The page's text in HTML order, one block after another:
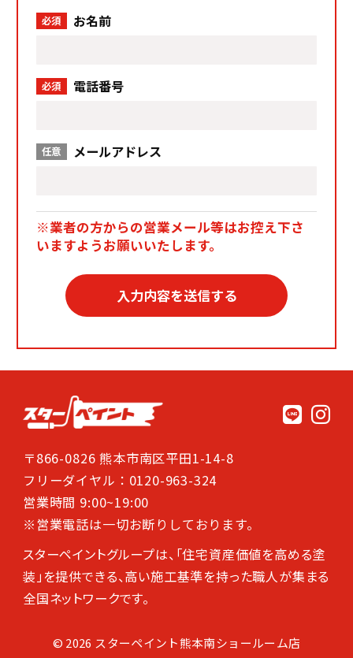
必須 お名前
必須 電話番号
任意 メールアドレス
※業者の方からの営業メール等はお控え下さ
いますようお願いいたします。
〒866-0826 熊本市南区平田1-14-8
フリーダイヤル：0120-963-324
営業時間 9:00~19:00
※営業電話は一切お断りしております。
スターペイントグループは、「住宅資産価値を高める塗
装」を提供できる、高い施工基準を持った職人が集まる
全国ネットワークです。
© 2026 スターペイント熊本南ショールーム店